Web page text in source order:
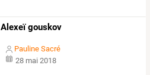
Alexeï gouskov
Pauline Sacré
28 mai 2018